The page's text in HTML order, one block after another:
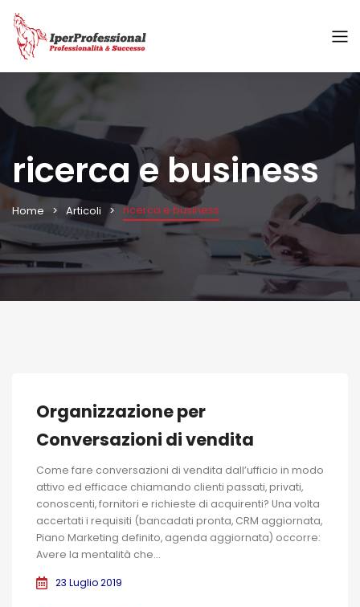
ricerca e business
Home Articoli ricerca e business
Organizzazione per
Conversazioni di vendita
Come fare conversazioni di vendita dall’ufficio in modo
attivo ed efficace chiamando clienti passati, privati,
conoscenti, fornitori e richieste di acquirenti? Una volta
accertati i requisiti (bancadati pronta, CRM aggiornata,
Piano Marketing definito, agenda aggiornata) occorre:
Avere la mentalità che...
23 Luglio 2019